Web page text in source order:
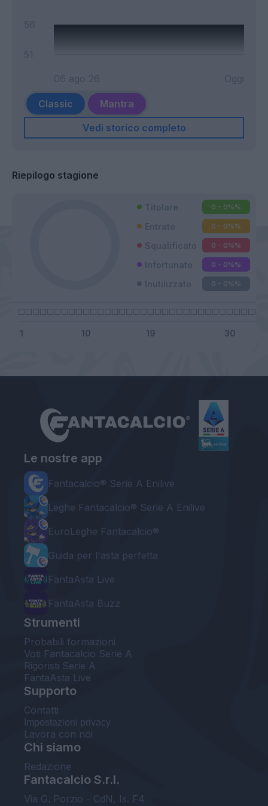
Classic
Mantra
Vedi storico completo
Riepilogo stagione
0 - 0%%
0 - 0%%
0 - 0%%
0 - 0%%
0 - 0%%
Le nostre app
Fantacalcio® Serie A Enilive
Leghe Fantacalcio® Serie A Enilive
EuroLeghe Fantacalcio®
Guida per l'asta perfetta
FantaAsta Live
FantaAsta Buzz
Strumenti
Probabili formazioni
Voti Fantacalcio Serie A
Rigoristi Serie A
FantaAsta Live
Supporto
Contatti
Impostazioni privacy
Lavora con noi
Chi siamo
Redazione
Fantacalcio S.r.l.
Via G. Porzio - CdN, Is. F4